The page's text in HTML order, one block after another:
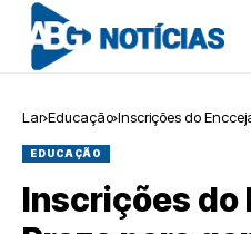
Lar Educação Inscrições do
EDUCAÇÃO
Inscrições do